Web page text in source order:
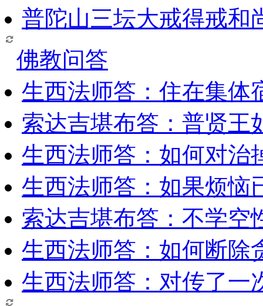
普陀山三坛大戒得戒和
佛教问答
生西法师答：住在集体
索达吉堪布答：普贤王
生西法师答：如何对治
生西法师答：如果烦恼
索达吉堪布答：​不学空
生西法师答：如何断除
生西法师答：对传了一